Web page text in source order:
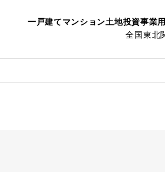
一戸建てマンション土地投資事業
全国東北